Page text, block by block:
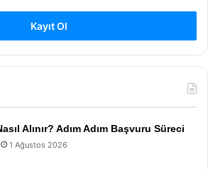
Kayıt Ol
Alınır? Adım Adım Başvuru Süreci
1 Ağustos 2026